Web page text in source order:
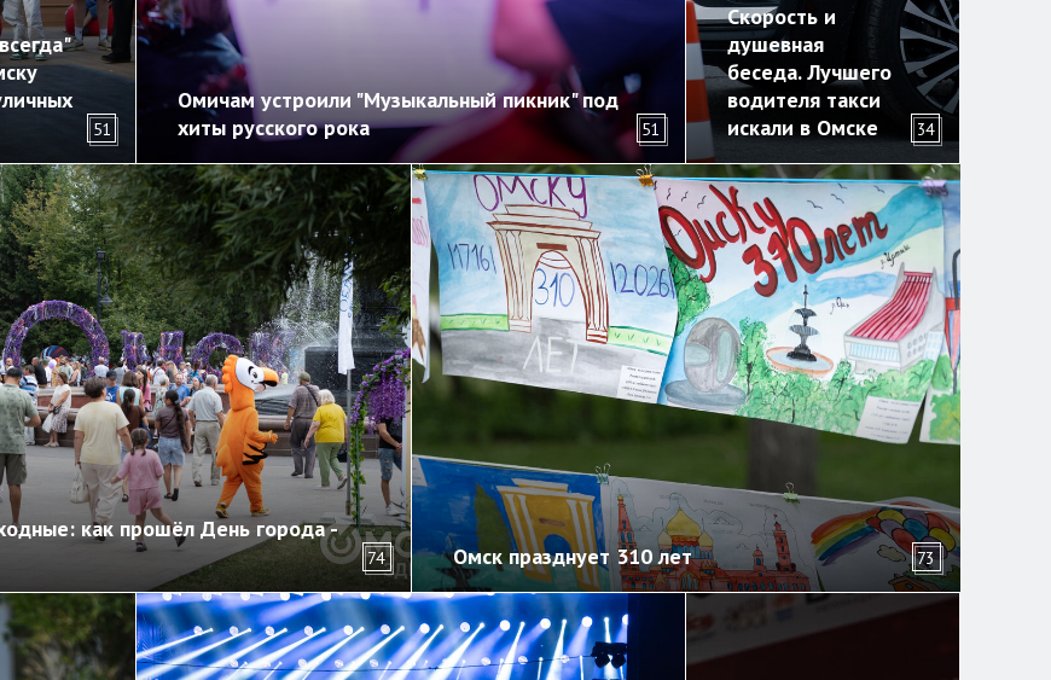
51
Омичам устроили "Музыкальный пикник" под
хиты русского рока
51
Скорость и
душевная
беседа. Лучшего
водителя такси
искали в Омске
34
как прошёл День города -
74 Омск празднует 310 лет 73